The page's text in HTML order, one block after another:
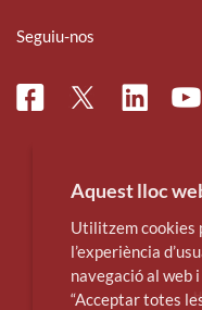
Seguiu-nos
FacebookTwitterLinkedin
Aquest lloc
Utilitzem cookies
l’experiència
navegació al web
“Acceptar totes